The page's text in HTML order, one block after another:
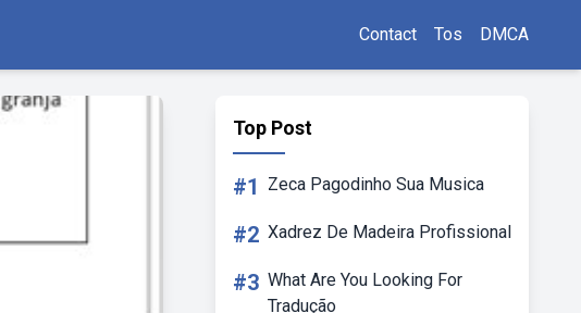
Contact Tos DMCA
Top Post
#1 Zeca Pagodinho Sua Musica
#2 Xadrez De Madeira Profissional
#3 What Are You Looking For
Tradução